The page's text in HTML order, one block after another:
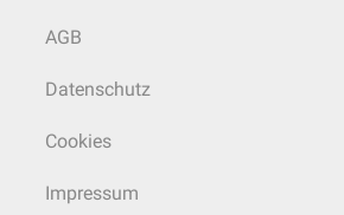
AGB
Datenschutz
Cookies
Impressum